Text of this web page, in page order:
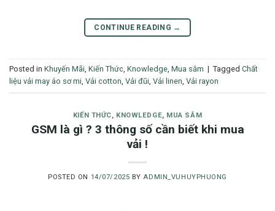
CONTINUE READING →
Posted in Khuyến Mãi, Kiến Thức, Knowledge, Mua sắm | Tagged Chất
liệu vải may áo sơ mi, Vải cotton, Vải đũi, Vải linen, Vải rayon
KIẾN THỨC, KNOWLEDGE, MUA SẮM
GSM là gì ? 3 thông số cần biết khi mua
vải !
POSTED ON 14/07/2025 BY ADMIN_VUHUYPHUONG